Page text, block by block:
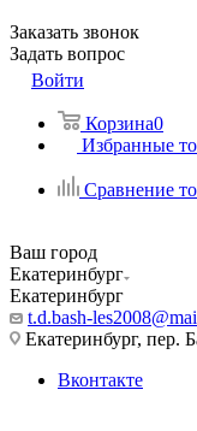
Заказать звонок
Задать вопрос
Войти
Корзина0
Избранные
Сравнение
Ваш город
Екатеринбург
Екатеринбург
t.d.bash-
Екатеринбург, пер.
Вконтакте